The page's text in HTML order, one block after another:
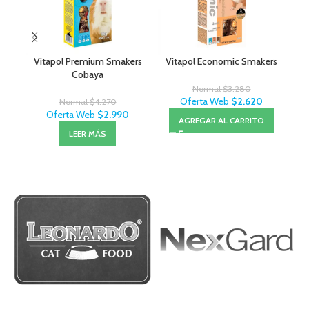
Vitapol Premium Smakers
Cobaya
Normal$4.270
Oferta Web $2.990
LEER MÁS
Vitapol Economic Smakers
Normal$3.280
Oferta Web $2.620
AGREGAR AL CARRITO